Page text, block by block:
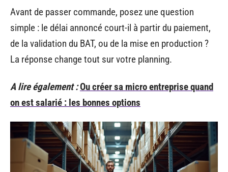
Avant de passer commande, posez une question
simple : le délai annoncé court-il à partir du paiement,
de la validation du BAT, ou de la mise en production ?
La réponse change tout sur votre planning.
A lire également :Ou créer sa micro entreprise quand
on est salarié : les bonnes options